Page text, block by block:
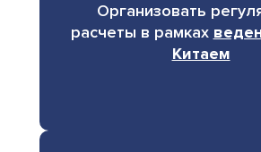
Организовать
расчеты в рамках
Китаем